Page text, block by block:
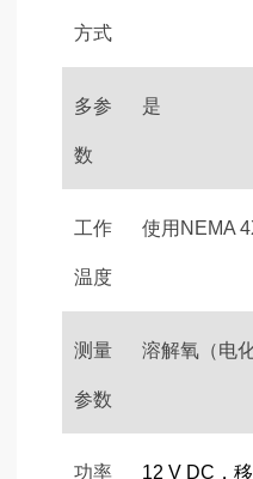
方式
多参
数
是
工作
温度
使用NEMA
测量
参数
溶解氧（电
功率 12 V DC，